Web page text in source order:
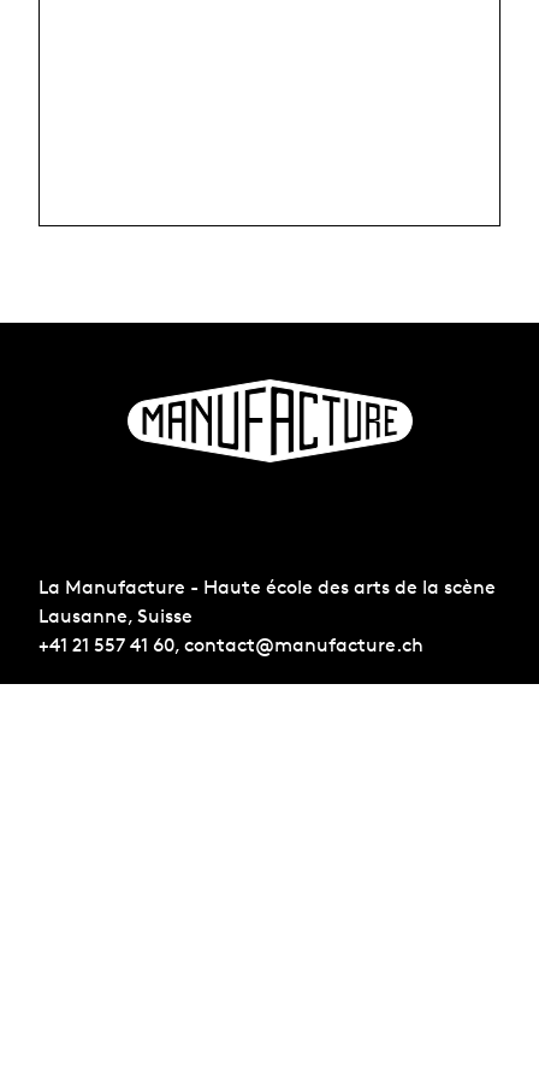
La Manufacture - Haute école des arts de la scène
Lausanne, Suisse
+41 21 557 41 60, contact@manufacture.ch